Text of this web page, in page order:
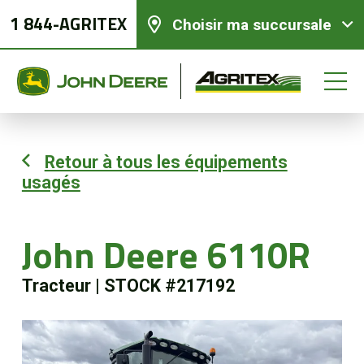
1 844-AGRITEX Choisir ma succursale
Retour à tous les équipements
usagés
John Deere 6110R
Tracteur STOCK #217192
Équipements neufs
Équipements usagés
Pièces et services
Agriculture de précision